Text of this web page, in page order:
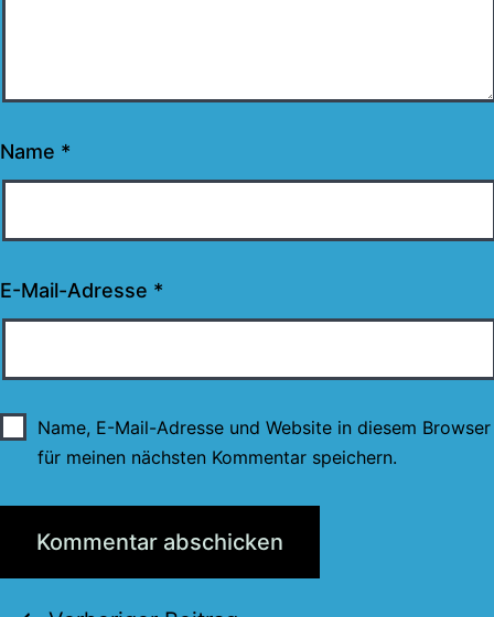
Name *
E-Mail-Adresse *
Name, E-Mail-Adresse und Website in diesem Browser
für meinen nächsten Kommentar speichern.